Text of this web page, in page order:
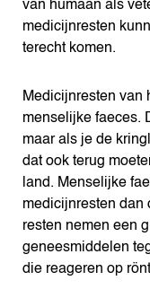
van humaan als
medicijnresten
terecht komen.
Medicijnresten van
menselijke faeces.
maar als je de
dat ook terug
land. Menselijke
medicijnresten dan
resten nemen een
geneesmiddelen
die reageren op